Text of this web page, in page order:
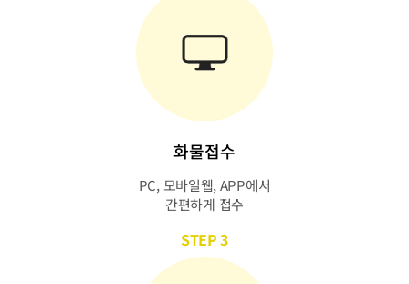
화물접수
PC, 모바일웹, APP에서
간편하게 접수
STEP 3